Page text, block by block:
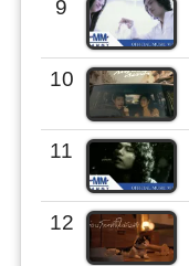
9
10
11
12